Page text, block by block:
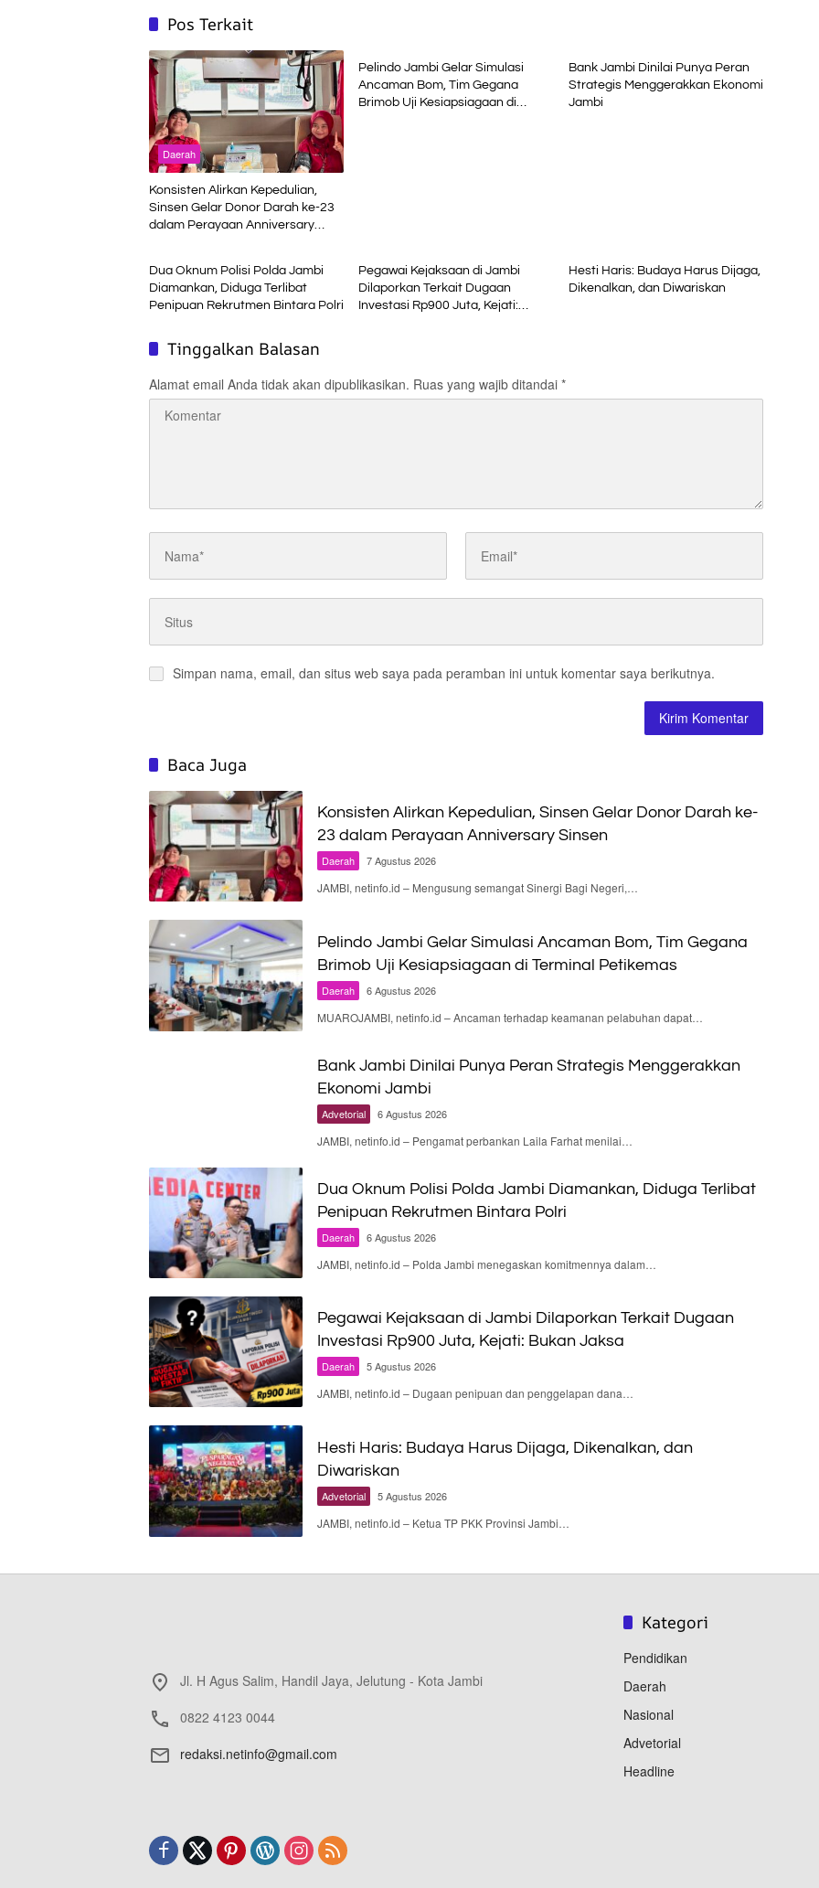
Pos Terkait
Daerah
Konsisten Alirkan Kepedulian,
Sinsen Gelar Donor Darah ke-23
dalam Perayaan Anniversary
Pelindo Jambi Gelar Simulasi
Ancaman Bom, Tim Gegana
Brimob Uji Kesiapsiagaan di
Bank Jambi Dinilai Punya Peran
Strategis Menggerakkan Ekonomi
Jambi
Dua Oknum Polisi Polda Jambi
Diamankan, Diduga Terlibat
Penipuan Rekrutmen Bintara Polri
Pegawai Kejaksaan di Jambi
Dilaporkan Terkait Dugaan
Investasi Rp900 Juta, Kejati:
Hesti Haris: Budaya Harus Dijaga,
Dikenalkan, dan Diwariskan
Tinggalkan Balasan
Alamat email Anda tidak akan dipublikasikan. Ruas yang wajib ditandai *
Simpan nama, email, dan situs web saya pada peramban ini untuk komentar saya berikutnya.
Baca Juga
Konsisten Alirkan Kepedulian, Sinsen Gelar Donor Darah ke-
23 dalam Perayaan Anniversary Sinsen
Daerah 7 Agustus 2026
JAMBI, netinfo.id – Mengusung semangat Sinergi Bagi Negeri,…
Pelindo Jambi Gelar Simulasi Ancaman Bom, Tim Gegana
Brimob Uji Kesiapsiagaan di Terminal Petikemas
Daerah 6 Agustus 2026
MUAROJAMBI, netinfo.id – Ancaman terhadap keamanan pelabuhan dapat…
Bank Jambi Dinilai Punya Peran Strategis Menggerakkan
Ekonomi Jambi
Advetorial 6 Agustus 2026
JAMBI, netinfo.id – Pengamat perbankan Laila Farhat menilai…
Dua Oknum Polisi Polda Jambi Diamankan, Diduga Terlibat
Penipuan Rekrutmen Bintara Polri
Daerah 6 Agustus 2026
JAMBI, netinfo.id – Polda Jambi menegaskan komitmennya dalam…
Pegawai Kejaksaan di Jambi Dilaporkan Terkait Dugaan
Investasi Rp900 Juta, Kejati: Bukan Jaksa
Daerah 5 Agustus 2026
JAMBI, netinfo.id – Dugaan penipuan dan penggelapan dana…
Hesti Haris: Budaya Harus Dijaga, Dikenalkan, dan
Diwariskan
Advetorial 5 Agustus 2026
JAMBI, netinfo.id – Ketua TP PKK Provinsi Jambi…
Jl. H Agus Salim, Handil Jaya, Jelutung - Kota Jambi
0822 4123 0044
redaksi.netinfo@gmail.com
Kategori
Pendidikan
Daerah
Nasional
Advetorial
Headline